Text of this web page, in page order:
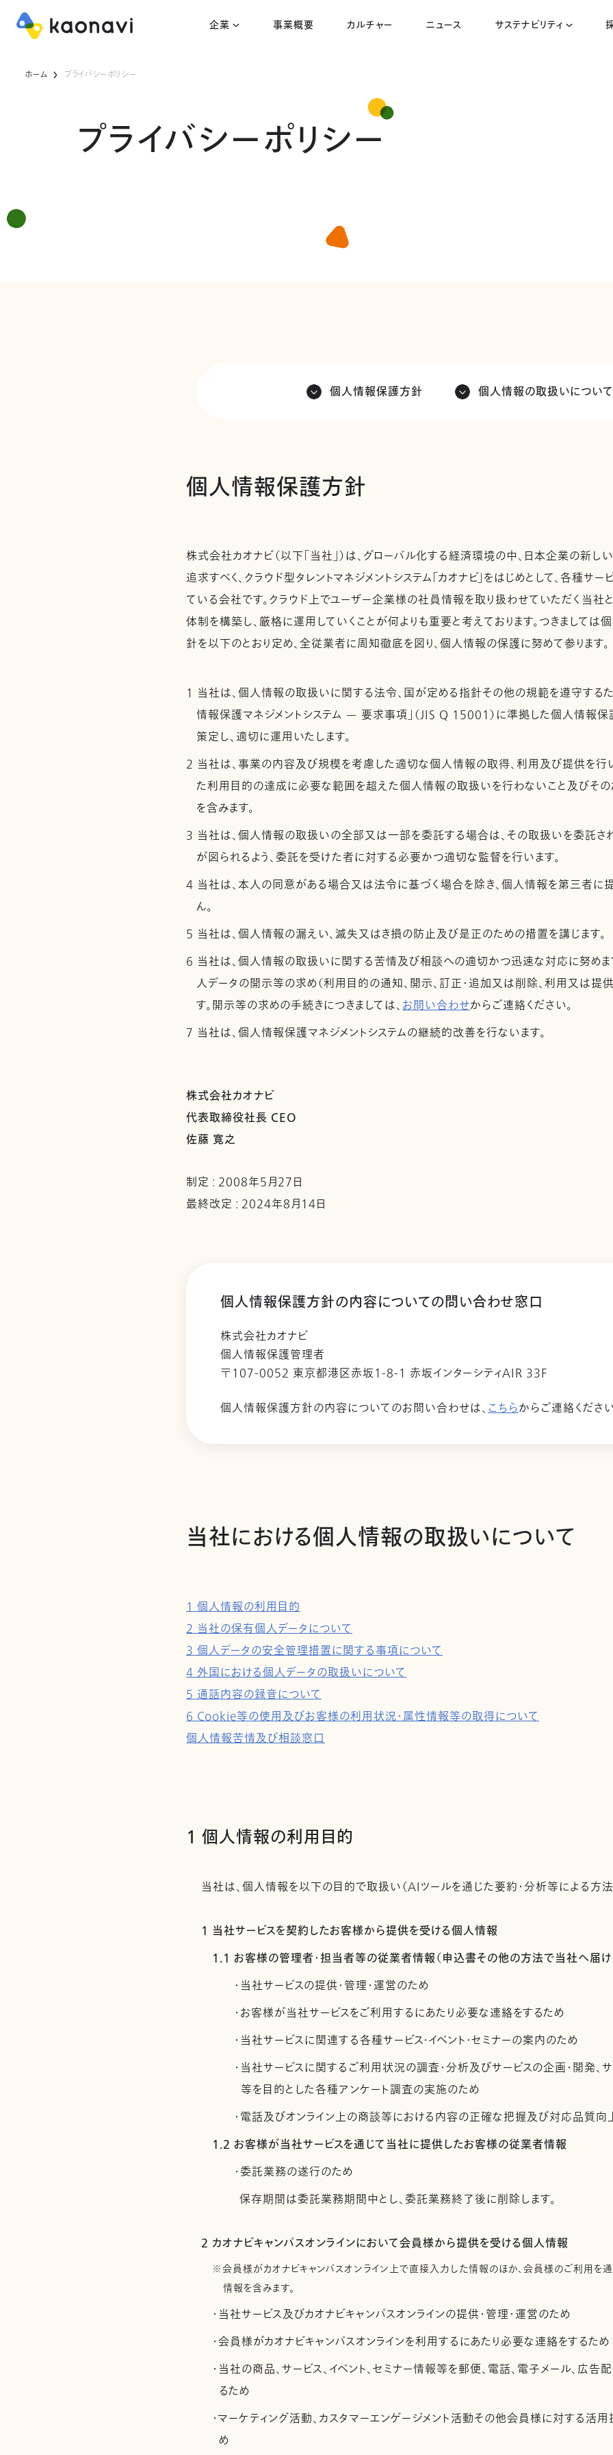
企業 事業概要 カルチャー ニュース サステナビリティ
ホーム プライバシーポリシー
プライバシーポリシー
個人情報保護方針 個人情報の取扱いについて
個人情報保護方針
株式会社カオナビ（以下「当社」）は、グローバル化する経済環境の中、日本企業の新し
追求すべく、クラウド型タレントマネジメントシステム「カオナビ」をはじめとして、各種サ
ている会社です。クラウド上でユーザー企業様の社員情報を取り扱わせていただく当社
体制を構築し、厳格に運用していくことが何よりも重要と考えております。つきまして
針を以下のとおり定め、全従業者に周知徹底を図り、個人情報の保護に努めて参ります。
1 当社は、個人情報の取扱いに関する法令、国が定める指針その他の規範を遵守する
情報保護マネジメントシステム — 要求事項」（JIS Q 15001）に準拠した個人情報保
策定し、適切に運用いたします。
2 当社は、事業の内容及び規模を考慮した適切な個人情報の取得、利用及び提供を行
た利用目的の達成に必要な範囲を超えた個人情報の取扱いを行わないこと及びその
を含みます。
3 当社は、個人情報の取扱いの全部又は一部を委託する場合は、その取扱いを委託
が図られるよう、委託を受けた者に対する必要かつ適切な監督を行います。
4 当社は、本人の同意がある場合又は法令に基づく場合を除き、個人情報を第三者に
ん。
5 当社は、個人情報の漏えい、滅失又はき損の防止及び是正のための措置を講じます。
6 当社は、個人情報の取扱いに関する苦情及び相談への適切かつ迅速な対応に努めま
人データの開示等の求め（利用目的の通知、開示、訂正・追加又は削除、利用又は提
す。開示等の求めの手続きにつきましては、お問い合わせからご連絡ください。
7 当社は、個人情報保護マネジメントシステムの継続的改善を行ないます。
株式会社カオナビ
代表取締役社長 CEO
佐藤 寛之
制定 : 2008年5月27日
最終改定 : 2024年8月14日
個人情報保護方針の内容についての問い合わせ窓口
株式会社カオナビ
個人情報保護管理者
〒107-0052 東京都港区赤坂1-8-1 赤坂インターシティAIR 33F
個人情報保護方針の内容についてのお問い合わせは、こちらからご連絡くださ
当社における個人情報の取扱いについて
1 個人情報の利用目的
2 当社の保有個人データについて
3 個人データの安全管理措置に関する事項について
4 外国における個人データの取扱いについて
5 通話内容の録音について
6 Cookie等の使用及びお客様の利用状況・属性情報等の取得について
個人情報苦情及び相談窓口
1 個人情報の利用目的
当社は、個人情報を以下の目的で取扱い（AIツールを通じた要約・分析等による方法
1 当社サービスを契約したお客様から提供を受ける個人情報
1.1 お客様の管理者・担当者等の従業者情報（申込書その他の方法で当社へ届け
・当社サービスの提供・管理・運営のため
・お客様が当社サービスをご利用するにあたり必要な連絡をするため
・当社サービスに関連する各種サービス・イベント・セミナーの案内のため
・当社サービスに関するご利用状況の調査・分析及びサービスの企画・開発、
等を目的とした各種アンケート調査の実施のため
・電話及びオンライン上の商談等における内容の正確な把握及び対応品質向
1.2 お客様が当社サービスを通じて当社に提供したお客様の従業者情報
・委託業務の遂行のため
保存期間は委託業務期間中とし、委託業務終了後に削除します。
2 カオナビキャンパスオンラインにおいて会員様から提供を受ける個人情報
※会員様がカオナビキャンパスオンライン上で直接入力した情報のほか、会員様のご利用を
情報を含みます。
・当社サービス及びカオナビキャンパスオンラインの提供・管理・運営のため
・会員様がカオナビキャンパスオンラインを利用するにあたり必要な連絡をするため
・当社の商品、サービス、イベント、セミナー情報等を郵便、電話、電子メール、広
るため
・マーケティング活動、カスタマーエンゲージメント活動その他会員様に対する活
め